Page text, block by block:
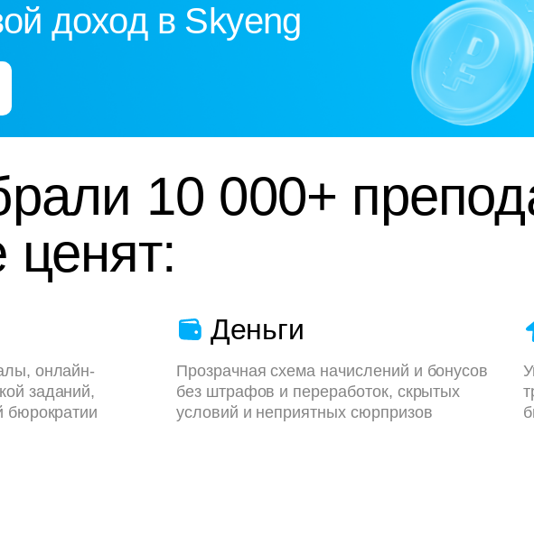
доход в Skyeng
10 000+
ценят:
онлайн-
заданий,
бюрократии
Деньги
Прозрачная схема начислений и бонусов
без штрафов и переработок, скрытых
условий и неприятных сюрпризов